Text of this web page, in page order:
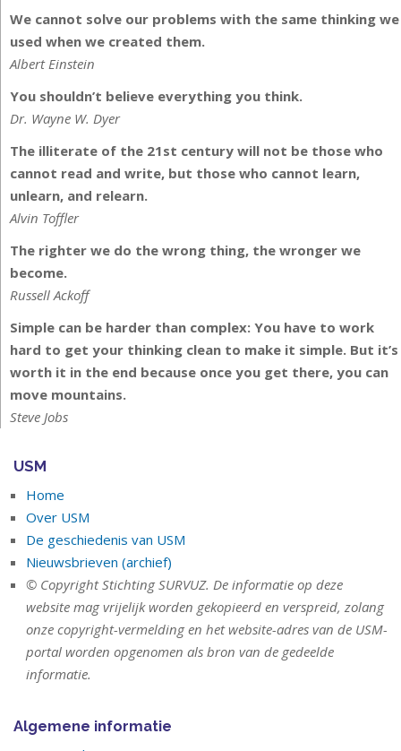
We cannot solve our problems with the same thinking we
used when we created them.
Albert Einstein
You shouldn’t believe everything you think.
Dr. Wayne W. Dyer
The illiterate of the 21st century will not be those who
cannot read and write, but those who cannot learn,
unlearn, and relearn.
Alvin Toffler
The righter we do the wrong thing, the wronger we
become.
Russell Ackoff
Simple can be harder than complex: You have to work
hard to get your thinking clean to make it simple. But it’s
worth it in the end because once you get there, you can
move mountains.
Steve Jobs
USM
Home
Over USM
De geschiedenis van USM
Nieuwsbrieven (archief)
© Copyright Stichting SURVUZ. De informatie op deze
website mag vrijelijk worden gekopieerd en verspreid, zolang
onze copyright-vermelding en het website-adres van de USM-
portal worden opgenomen als bron van de gedeelde
informatie.
Algemene informatie